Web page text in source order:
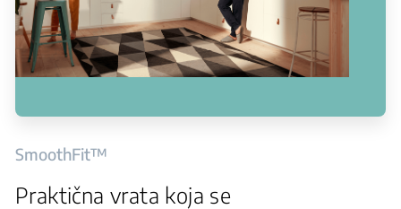
SmoothFit™
Praktična vrata koja se